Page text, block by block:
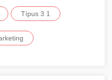
Típus 3 1